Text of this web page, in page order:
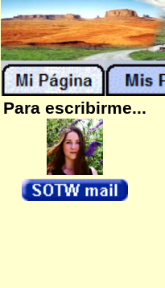
Para escribirme...